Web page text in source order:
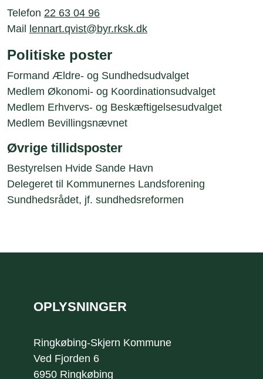
Telefon 22 63 04 96
Mail
lennart.qvist@byr.rksk.dk
Politiske poster
Formand Ældre- og Sundhedsudvalget
Medlem Økonomi- og Koordinationsudvalget
Medlem Erhvervs- og Beskæftigelsesudvalget
Medlem Bevillingsnævnet
Øvrige tillidsposter
Bestyrelsen Hvide Sande Havn
Delegeret til Kommunernes Landsforening
Sundhedsrådet, jf. sundhedsreformen
OPLYSNINGER
Ringkøbing-Skjern Kommune
Ved Fjorden 6
6950 Ringkøbing